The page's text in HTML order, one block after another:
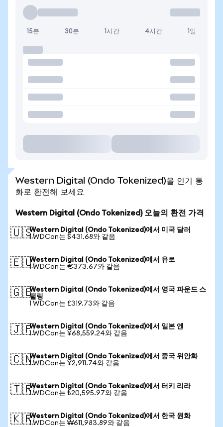
15분 30분 1시간 4시간 1일
Western Digital (Ondo Tokenized)을 인기 통
화로 환전해 보세요
Western Digital (Ondo Tokenized) 오늘의 환전 가격
🇺🇸Western Digital (Ondo Tokenized)에서 미국 달러
1 WDCon는 $431.68와 같음
🇪🇺Western Digital (Ondo Tokenized)에서 유로
1 WDCon는 €373.67와 같음
🇬🇧Western Digital (Ondo Tokenized)에서 영국 파운드 스
털링
1 WDCon는 £319.73와 같음
🇯🇵Western Digital (Ondo Tokenized)에서 일본 엔
1 WDCon는 ¥68,559.24와 같음
🇨🇳Western Digital (Ondo Tokenized)에서 중국 위안화
1 WDCon는 ¥2,911.74와 같음
🇹🇷Western Digital (Ondo Tokenized)에서 터키 리라
1 WDCon는 ₺20,595.97와 같음
🇰🇷Western Digital (Ondo Tokenized)에서 한국 원화
1 WDCon는 ₩611,983.89와 같음